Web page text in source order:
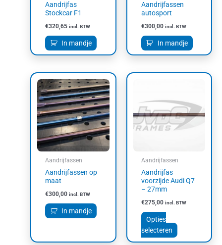
Aandrijfas
Stockcar F1
€320,65 incl. BTW
In mandje
Aandrijfassen
autosport
€300,00 incl. BTW
In mandje
Aandrijfassen
Aandrijfassen op
maat
€300,00 incl. BTW
In mandje
Aandrijfassen
Aandrijfas
voorzijde Audi Q7
– 27mm
€275,00 incl. BTW
Opties
selecteren
heeft
meerdere
variaties.
worden